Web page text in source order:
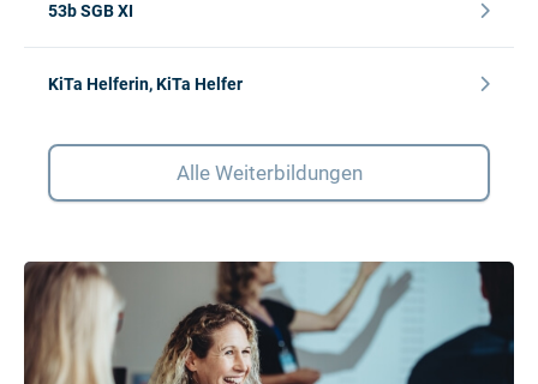
53b SGB XI
KiTa Helferin, KiTa Helfer
Alle Weiterbildungen